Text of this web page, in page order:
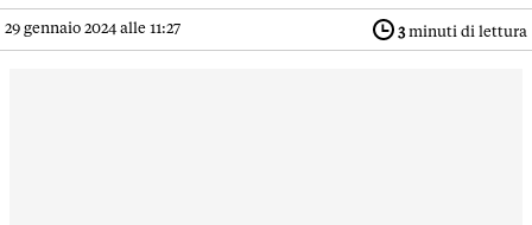
29 gennaio 2024 alle 11:27 3minuti di lettura